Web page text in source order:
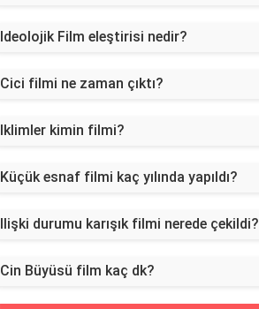
Ideolojik Film eleştirisi nedir?
Cici filmi ne zaman çıktı?
Iklimler kimin filmi?
Küçük esnaf filmi kaç yılında yapıldı?
Ilişki durumu karışık filmi nerede çekildi?
Cin Büyüsü film kaç dk?